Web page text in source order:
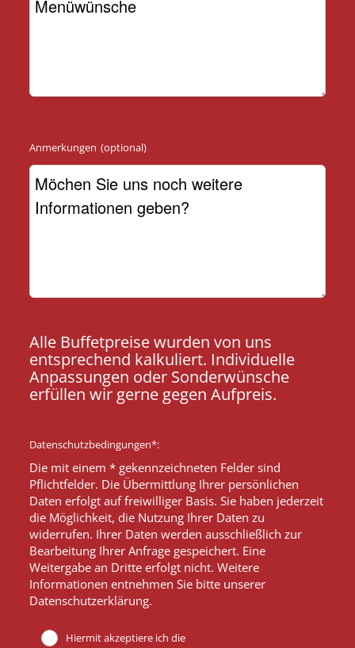
Anmerkungen (optional)
Alle Buffetpreise wurden von uns
entsprechend kalkuliert. Individuelle
Anpassungen oder Sonderwünsche
erfüllen wir gerne gegen Aufpreis.
Datenschutzbedingungen*:
Die mit einem * gekennzeichneten Felder sind
Pflichtfelder. Die Übermittlung Ihrer persönlichen
Daten erfolgt auf freiwilliger Basis. Sie haben jederzeit
die Möglichkeit, die Nutzung Ihrer Daten zu
widerrufen. Ihrer Daten werden ausschließlich zur
Bearbeitung Ihrer Anfrage gespeichert. Eine
Weitergabe an Dritte erfolgt nicht. Weitere
Informationen entnehmen Sie bitte unserer
Datenschutzerklärung.
Hiermit akzeptiere ich die